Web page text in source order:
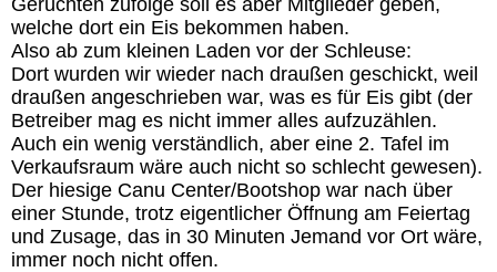
Gerüchten zufolge soll es aber Mitglieder geben,
welche dort ein Eis bekommen haben.
Also ab zum kleinen Laden vor der Schleuse:
Dort wurden wir wieder nach draußen geschickt, weil
draußen angeschrieben war, was es für Eis gibt (der
Betreiber mag es nicht immer alles aufzuzählen.
Auch ein wenig verständlich, aber eine 2. Tafel im
Verkaufsraum wäre auch nicht so schlecht gewesen).
Der hiesige Canu Center/Bootshop war nach über
einer Stunde, trotz eigentlicher Öffnung am Feiertag
und Zusage, das in 30 Minuten Jemand vor Ort wäre,
immer noch nicht offen.